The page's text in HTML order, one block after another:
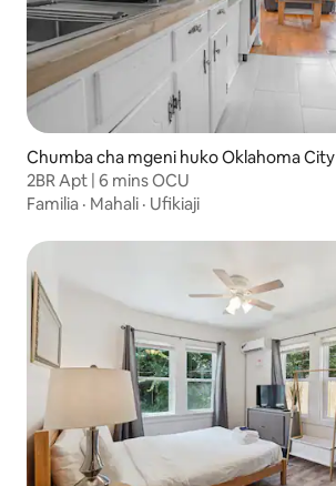
Chumba cha mgeni huko Oklahoma City
2BR Apt | 6 mins OCU
Familia · Mahali · Ufikiaji